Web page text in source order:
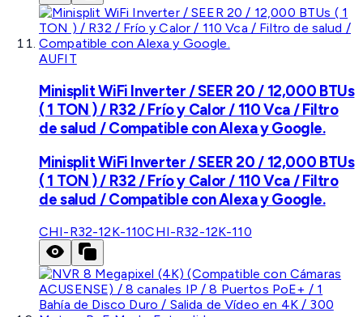
AUFIT
Minisplit WiFi Inverter / SEER 20 / 12,000 BTUs
( 1 TON ) / R32 / Frío y Calor / 110 Vca / Filtro
de salud / Compatible con Alexa y Google.
Minisplit WiFi Inverter / SEER 20 / 12,000 BTUs
( 1 TON ) / R32 / Frío y Calor / 110 Vca / Filtro
de salud / Compatible con Alexa y Google.
CHI-R32-12K-110CHI-R32-12K-110